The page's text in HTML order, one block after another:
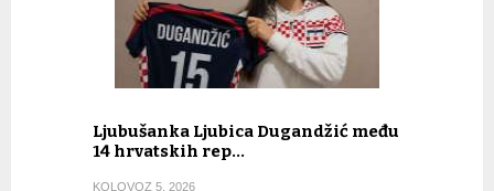
Ljubušanka Ljubica Dugandžić među
14 hrvatskih rep…
KOLOVOZ 5, 2026